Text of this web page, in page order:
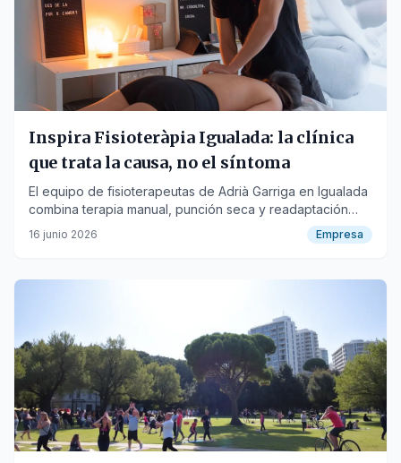
Inspira Fisioteràpia Igualada: la clínica
que trata la causa, no el síntoma
El equipo de fisioterapeutas de Adrià Garriga en Igualada
combina terapia manual, punción seca y readaptación
deportiva con un enfoque personalizado único en la
comarca de l'Anoia.
16 junio 2026 Empresa